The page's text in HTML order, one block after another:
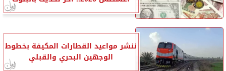
ننشر مواعيد القطارات المكيفة بخطوط
الوجهين البحري والقبلي